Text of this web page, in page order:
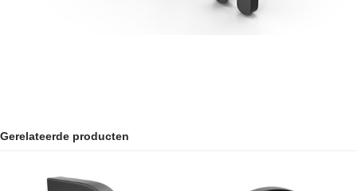
Gerelateerde producten